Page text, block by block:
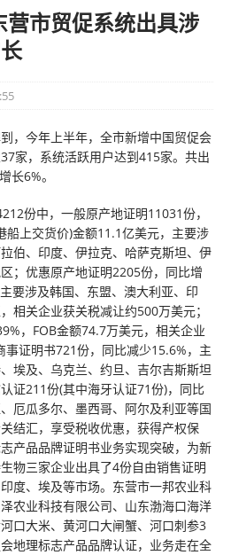
市贸促系统出具涉
，今年上半年，全市新增中国贸促会
家，系统活跃用户达到415家。共出
长6%。
份中，一般原产地证明11031份，
船上交货价)金额11.1亿美元，主要涉
伯、印度、伊拉克、哈萨克斯坦、伊
；优惠原产地证明2205份，同比增
要涉及韩国、东盟、澳大利亚、印
相关企业获关税减让约500万美元；
，FOB金额74.7万美元，相关企业
证明书721份，同比减少15.6%，主
埃及、乌克兰、约旦、吉尔吉斯斯坦
证211份(其中海牙认证71份)，同比
厄瓜多尔、墨西哥、阿尔及利亚等国
结汇，享受税收优惠，获得产权保
产品品牌证明书业务实现突破，为新
物三家企业出具了4份自由销售证明
度、埃及等市场。东营市一邦农业科
农业科技有限公司、山东渤海口海洋
口大米、黄河口大闸蟹、河口刺参3
地理标志产品品牌认证，业务走在全